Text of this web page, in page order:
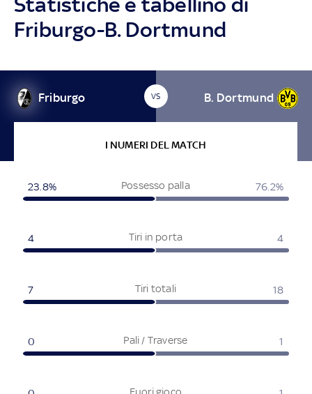
Friburgo-B. Dortmund
Friburgo VS B. Dortmund
I NUMERI DEL MATCH
Possesso palla
23.8% 76.2%
Tiri in porta
4 4
Tiri totali
7 18
Pali / Traverse
0 1
Fuori gioco